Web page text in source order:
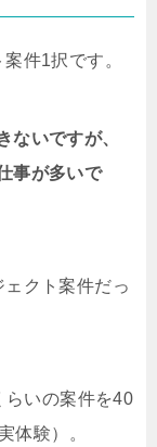
件1択です。
ないですが、
事が多いで
クト案件だっ
らいの案件を40
体験）。